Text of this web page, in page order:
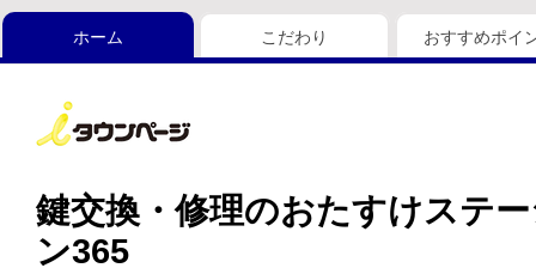
ホーム こだわり おすすめポイ
鍵交換・修理のおたすけステ
ン365